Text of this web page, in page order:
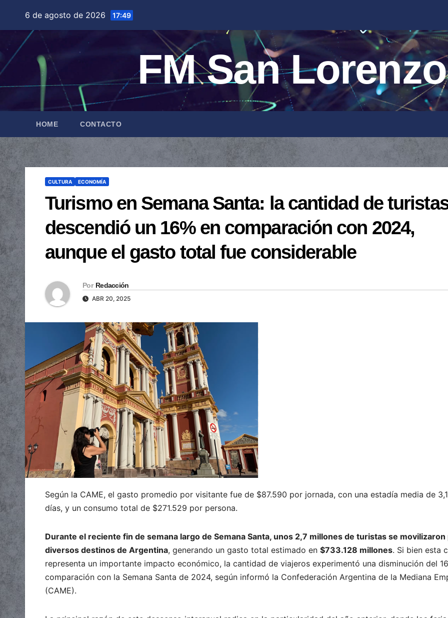
contenido
6 de agosto de 2026 17:49
FM San
HOME CONTACTO
CULTURA ECONOMÍA
Turismo en Semana Santa: la cantidad de
descendió un 16% en comparación con 2024,
aunque el gasto total fue considerable
Por Redacción
ABR 20, 2025
Según la CAME, el gasto promedio por visitante fue de $87.590 por jornada, con una estadía media de 3,1
días, y un consumo total de $271.529 por persona.
Durante el reciente fin de semana largo de Semana Santa, unos 2,7 millones de turistas se movilizaron
diversos destinos de Argentina, generando un gasto total estimado en $733.128 millones. Si bien esta
representa un importante impacto económico, la cantidad de viajeros experimentó una disminución del
comparación con la Semana Santa de 2024, según informó la Confederación Argentina de la Mediana
(CAME).